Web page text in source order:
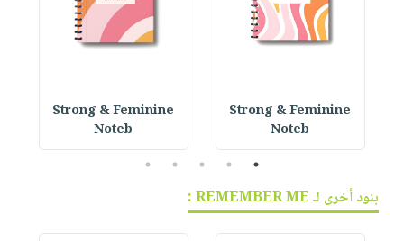
Strong & Feminine
Noteb
Strong & Feminine
Noteb
1
2
3
4
5
بنود أخرى لـ REMEMBER ME :